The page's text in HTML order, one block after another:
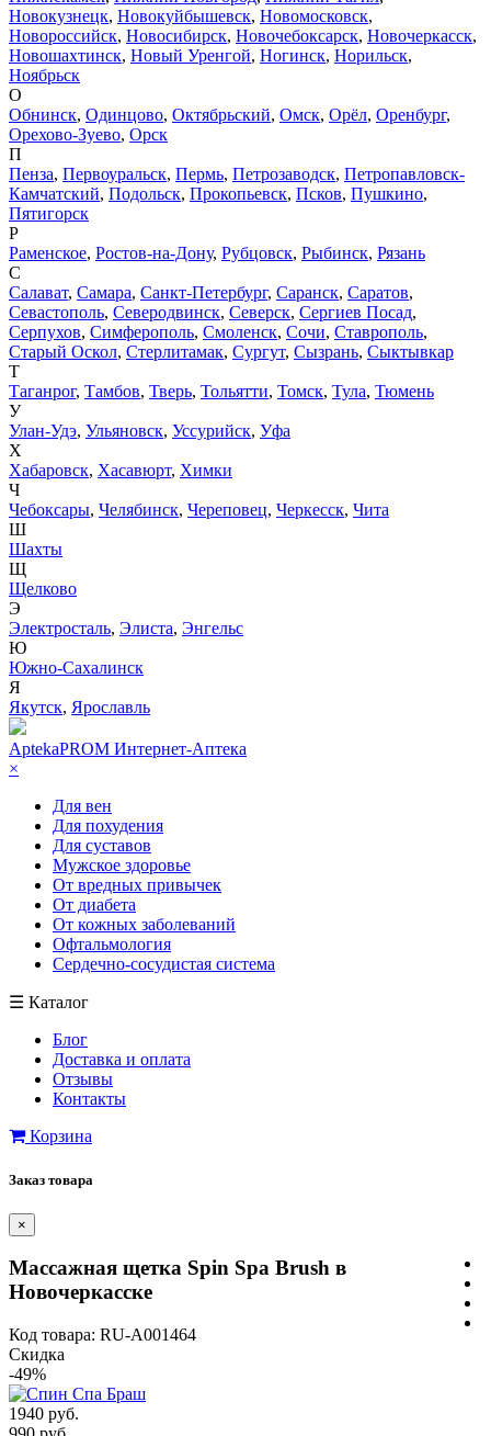
Новокузнецк, Новокуйбышевск, Новомосковск,
Новороссийск, Новосибирск, Новочебоксарск, Новочеркасск,
Новошахтинск, Новый Уренгой, Ногинск, Норильск,
Ноябрьск
О
Обнинск, Одинцово, Октябрьский, Омск, Орёл, Оренбург,
Орехово-Зуево, Орск
П
Пенза, Первоуральск, Пермь, Петрозаводск, Петропавловск-
Камчатский, Подольск, Прокопьевск, Псков, Пушкино,
Пятигорск
Р
Раменское, Ростов-на-Дону, Рубцовск, Рыбинск, Рязань
С
Салават, Самара, Санкт-Петербург, Саранск, Саратов,
Севастополь, Северодвинск, Северск, Сергиев Посад,
Серпухов, Симферополь, Смоленск, Сочи, Ставрополь,
Старый Оскол, Стерлитамак, Сургут, Сызрань, Сыктывкар
Т
Таганрог, Тамбов, Тверь, Тольятти, Томск, Тула, Тюмень
У
Улан-Удэ, Ульяновск, Уссурийск, Уфа
Х
Хабаровск, Хасавюрт, Химки
Ч
Чебоксары, Челябинск, Череповец, Черкесск, Чита
Ш
Шахты
Щ
Щелково
Э
Электросталь, Элиста, Энгельс
Ю
Южно-Сахалинск
Я
Якутск, Ярославль
AptekaPROM Интернет-Аптека
×
Для вен
Для похудения
Для суставов
Мужское здоровье
От вредных привычек
От диабета
От кожных заболеваний
Офтальмология
Сердечно-сосудистая система
☰ Каталог
Блог
Доставка и оплата
Отзывы
Контакты
Корзина
Заказ товара
×
Массажная щетка Spin Spa Brush в
Новочеркасске
Код товара: RU-A001464
Скидка
-49%
1940 руб.